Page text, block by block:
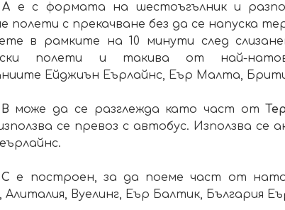
е с формата на шестоъгълник и
полети с прекачване без да се напуска
в рамките на 10 минути след
полети и такива от най-
Ейджиън Еърлайнс, Еър Малта,
може да се разглежда като част от
се превоз с автобус. Използва
е построен, за да поеме част от
Алиталия, Вуелинг, Еър Балтик, България